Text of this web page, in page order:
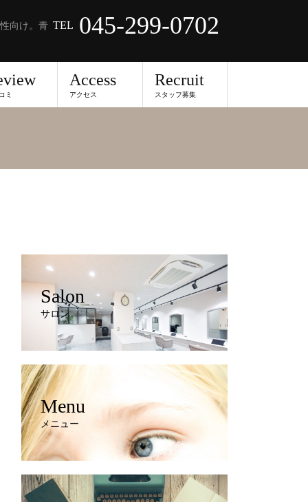
向け。青 TEL 045-299-0702
ミ
Access
アクセス
Recruit
スタッフ募集
Salon
サロン
Menu
メニュー